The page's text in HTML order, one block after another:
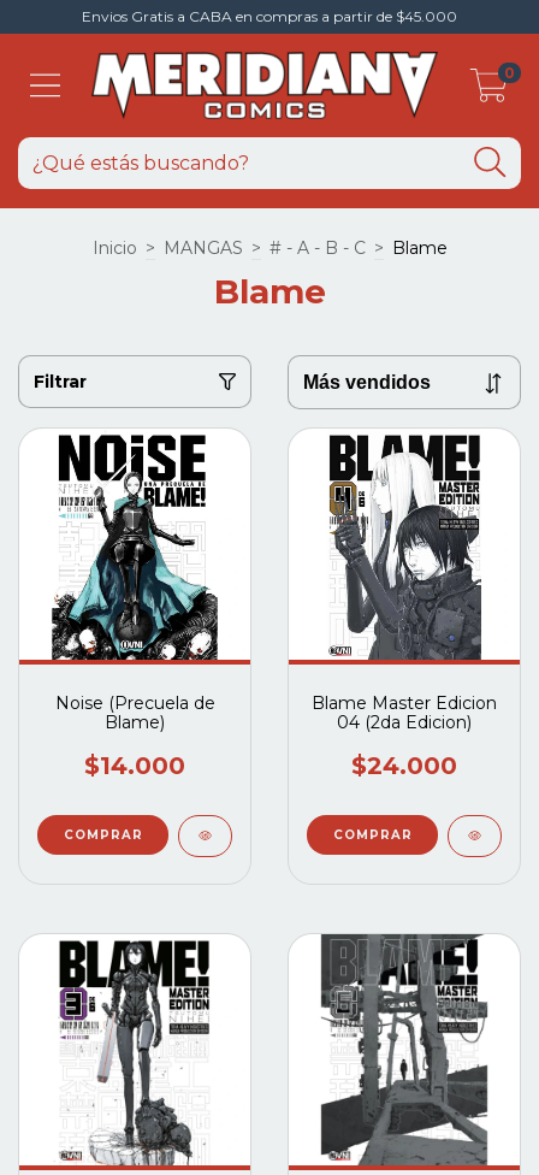
Envios Gratis a CABA en compras a partir de $45.000
0
Inicio > MANGAS > # - A - B - C > Blame
Blame
Filtrar
Noise (Precuela de
Blame)
$14.000
Blame Master Edicion
04 (2da Edicion)
$24.000